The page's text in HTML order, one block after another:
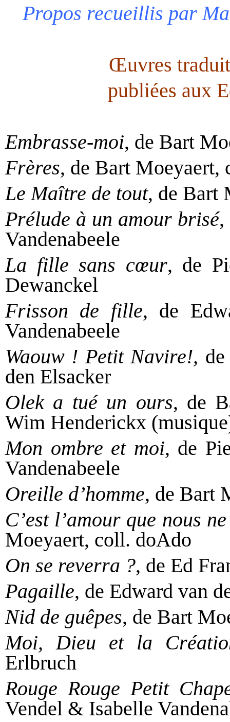
Propos recueillis par
Œuvres
publiées aux
Embrasse-moi, de Bart
Frères, de Bart Moeyaert,
Le Maître de tout, de Bart
Prélude à un amour brisé,
Vandenabeele
La fille sans cœur, de
Dewanckel
Frisson de fille, de
Vandenabeele
Waouw ! Petit Navire!,
den Elsacker
Olek a tué un ours, de
Wim Henderickx
Mon ombre et moi, de
Vandenabeele
Oreille d’homme, de Bart
C’est l’amour que nous
Moeyaert, coll. doAdo
On se reverra ?, de Ed
Pagaille, de Edward van
Nid de guêpes, de Bart
Moi, Dieu et la
Erlbruch
Rouge Rouge Petit
Vendel & Isabelle